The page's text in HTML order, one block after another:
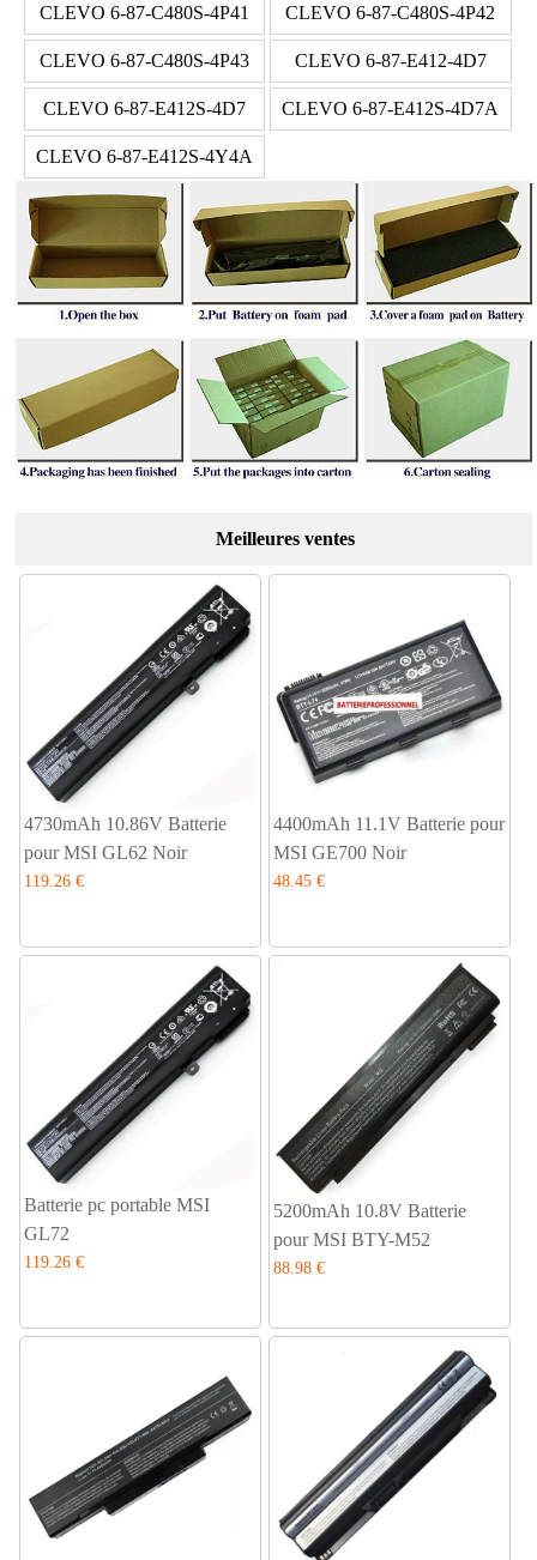
CLEVO 6-87-C480S-4P41 CLEVO 6-87-C480S-4P42
CLEVO 6-87-C480S-4P43 CLEVO 6-87-E412-4D7
CLEVO 6-87-E412S-4D7 CLEVO 6-87-E412S-4D7A
CLEVO 6-87-E412S-4Y4A
Meilleures ventes
4730mAh 10.86V Batterie
pour MSI GL62 Noir
119.26 €
4400mAh 11.1V Batterie pour
MSI GE700 Noir
48.45 €
Batterie pc portable MSI
GL72
119.26 €
5200mAh 10.8V Batterie
pour MSI BTY-M52
88.98 €